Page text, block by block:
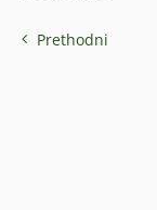
Prethodni